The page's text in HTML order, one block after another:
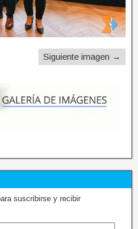
Siguiente imagen →
suscribirse y recibir